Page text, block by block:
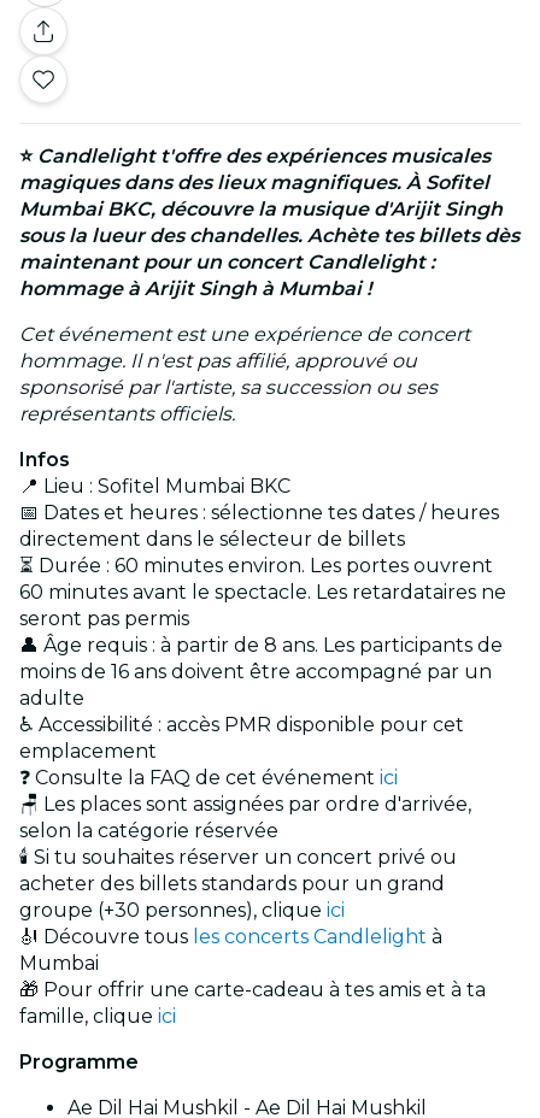
⭐ Candlelight t'offre des expériences musicales
magiques dans des lieux magnifiques. À Sofitel
Mumbai BKC, découvre la musique d'Arijit Singh
sous la lueur des chandelles. Achète tes billets dès
maintenant pour un concert Candlelight :
hommage à Arijit Singh à Mumbai !
Cet événement est une expérience de concert
hommage. Il n'est pas affilié, approuvé ou
sponsorisé par l'artiste, sa succession ou ses
représentants officiels.
Infos
📍 Lieu : Sofitel Mumbai BKC
📅 Dates et heures : sélectionne tes dates / heures
directement dans le sélecteur de billets
⏳ Durée : 60 minutes environ. Les portes ouvrent
60 minutes avant le spectacle. Les retardataires ne
seront pas permis
👤 Âge requis : à partir de 8 ans. Les participants de
moins de 16 ans doivent être accompagné par un
adulte
♿ Accessibilité : accès PMR disponible pour cet
emplacement
❓ Consulte la FAQ de cet événement ici
🪑 Les places sont assignées par ordre d'arrivée,
selon la catégorie réservée
🕯️ Si tu souhaites réserver un concert privé ou
acheter des billets standards pour un grand
groupe (+30 personnes), clique ici
🎻 Découvre tous les concerts Candlelight à
Mumbai
🎁 Pour offrir une carte-cadeau à tes amis et à ta
famille, clique ici
Programme
Ae Dil Hai Mushkil - Ae Dil Hai Mushkil